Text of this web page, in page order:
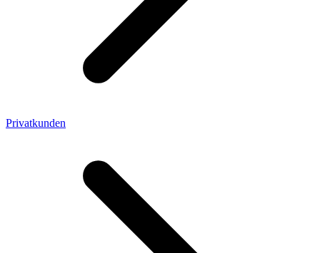
Privatkunden